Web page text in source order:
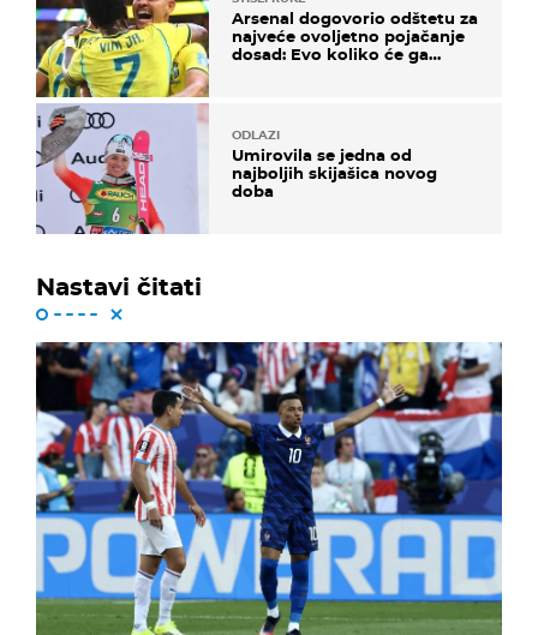
Arsenal dogovorio odštetu za
najveće ovoljetno pojačanje
dosad: Evo koliko će ga
ODLAZI
Umirovila se jedna od
najboljih skijašica novog
doba
Nastavi čitati